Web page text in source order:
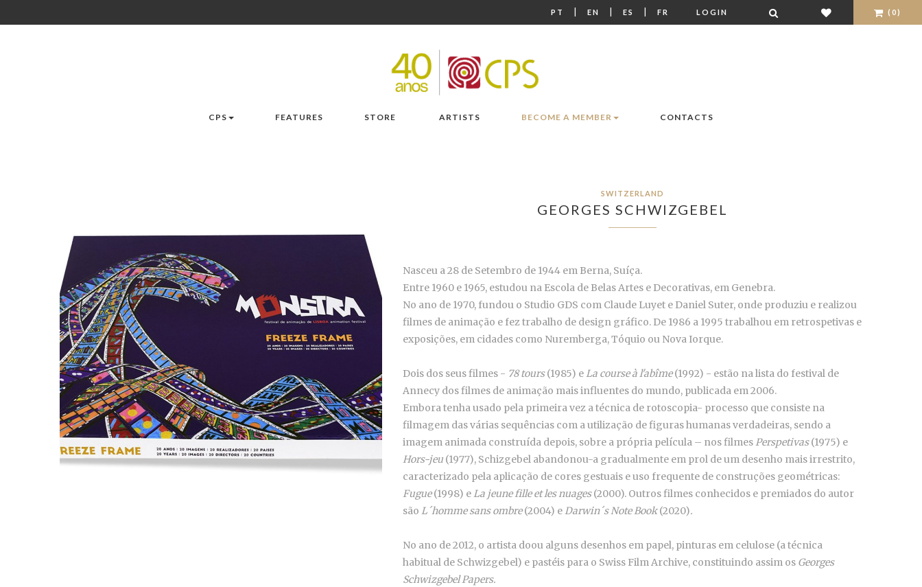
PT | EN | ES | FR LOGIN (0)
CPS FEATURES STORE ARTISTS BECOME A MEMBER CONTACTS
SWITZERLAND
GEORGES SCHWIZGEBEL
Nasceu a 28 de Setembro de 1944 em Berna, Suíça.
Entre 1960 e 1965, estudou na Escola de Belas Artes e Decorativas, em Genebra.
No ano de 1970, fundou o Studio GDS com Claude Luyet e Daniel Suter, onde produziu e realizou
filmes de animação e fez trabalho de design gráfico. De 1986 a 1995 trabalhou em retrospetivas e
exposições, em cidades como Nuremberga, Tóquio ou Nova Iorque.
Dois dos seus filmes - 78 tours(1985) eLa course à l'abîme(1992) - estão na lista do festival de
Annecy dos filmes de animação mais influentes do mundo, publicada em 2006.
Embora tenha usado pela primeira vez a técnica de rotoscopia- processo que consiste na
filmagem das várias sequências com a utilização de figuras humanas verdadeiras, sendo a
imagem animada construída depois, sobre a própria película – nos filmesPerspetivas(1975) e
Hors-jeu (1977), Schizgebel abandonou-a gradualmente em prol de um desenho mais irrestrito,
caracterizado pela aplicação de cores gestuais e uso frequente de construções geométricas:
Fugue(1998) eLa jeune fille et les nuages(2000). Outros filmes conhecidos e premiados do autor
são L´homme sans ombre(2004) eDarwin´s Note Book(2020).
No ano de 2012, o artista doou alguns desenhos em papel, pinturas em celulose (a técnica
habitual de Schwizgebel) e pastéis para o Swiss Film Archive, constituindo assim os Georges
Schwizgebel Papers.